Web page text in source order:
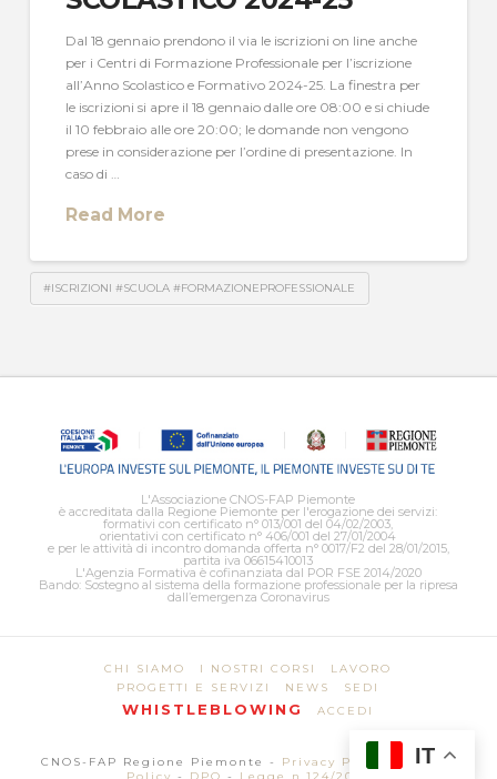
Dal 18 gennaio prendono il via le iscrizioni on line anche
per i Centri di Formazione Professionale per l’iscrizione
all’Anno Scolastico e Formativo 2024-25. La finestra per
le iscrizioni si apre il 18 gennaio dalle ore 08:00 e si chiude
il 10 febbraio alle ore 20:00; le domande non vengono
prese in considerazione per l’ordine di presentazione. In
caso di …
Read More
#ISCRIZIONI #SCUOLA #FORMAZIONEPROFESSIONALE
L'Associazione CNOS-FAP Piemonte
è accreditata dalla Regione Piemonte per l'erogazione dei servizi:
formativi con certificato n° 013/001 del 04/02/2003,
orientativi con certificato n° 406/001 del 27/01/2004
e per le attività di incontro domanda offerta n° 0017/F2 del 28/01/2015,
partita iva 06615410013
L'Agenzia Formativa è cofinanziata dal POR FSE 2014/2020
Bando: Sostegno al sistema della formazione professionale per la ripresa
dall’emergenza Coronavirus
CHI SIAMO I NOSTRI CORSI
LAVORO
PROGETTI E SERVIZI
NEWS SEDI
WHISTLEBLOWING ACCEDI
CNOS-FAP Regione Piemonte - Privacy Policy
Cookie
IT